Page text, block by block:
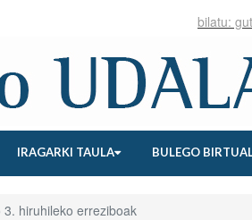
IRAGARKI TAULA BULEGO
hiruhileko erreziboak